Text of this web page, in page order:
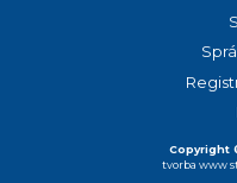
Copyright
tvorba www